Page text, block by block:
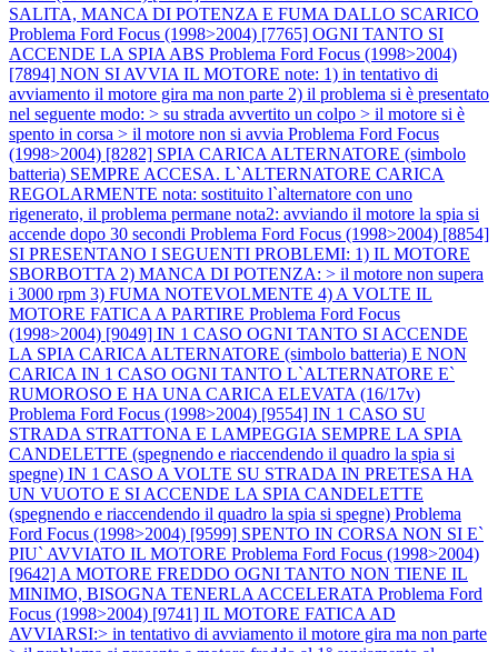
SALITA, MANCA DI POTENZA E FUMA DALLO SCARICO
Problema Ford Focus (1998>2004) [7765] OGNI TANTO SI
ACCENDE LA SPIA ABS Problema Ford Focus (1998>2004)
[7894] NON SI AVVIA IL MOTORE note: 1) in tentativo di
avviamento il motore gira ma non parte 2) il problema si è presentato
nel seguente modo: > su strada avvertito un colpo > il motore si è
spento in corsa > il motore non si avvia Problema Ford Focus
(1998>2004) [8282] SPIA CARICA ALTERNATORE (simbolo
batteria) SEMPRE ACCESA. L`ALTERNATORE CARICA
REGOLARMENTE nota: sostituito l`alternatore con uno
rigenerato, il problema permane nota2: avviando il motore la spia si
accende dopo 30 secondi Problema Ford Focus (1998>2004) [8854]
SI PRESENTANO I SEGUENTI PROBLEMI: 1) IL MOTORE
SBORBOTTA 2) MANCA DI POTENZA: > il motore non supera
i 3000 rpm 3) FUMA NOTEVOLMENTE 4) A VOLTE IL
MOTORE FATICA A PARTIRE Problema Ford Focus
(1998>2004) [9049] IN 1 CASO OGNI TANTO SI ACCENDE
LA SPIA CARICA ALTERNATORE (simbolo batteria) E NON
CARICA IN 1 CASO OGNI TANTO L`ALTERNATORE E`
RUMOROSO E HA UNA CARICA ELEVATA (16/17v)
Problema Ford Focus (1998>2004) [9554] IN 1 CASO SU
STRADA STRATTONA E LAMPEGGIA SEMPRE LA SPIA
CANDELETTE (spegnendo e riaccendendo il quadro la spia si
spegne) IN 1 CASO A VOLTE SU STRADA IN PRETESA HA
UN VUOTO E SI ACCENDE LA SPIA CANDELETTE
(spegnendo e riaccendendo il quadro la spia si spegne) Problema
Ford Focus (1998>2004) [9599] SPENTO IN CORSA NON SI E`
PIU` AVVIATO IL MOTORE Problema Ford Focus (1998>2004)
[9642] A MOTORE FREDDO OGNI TANTO NON TIENE IL
MINIMO, BISOGNA TENERLA ACCELERATA Problema Ford
Focus (1998>2004) [9741] IL MOTORE FATICA AD
AVVIARSI:> in tentativo di avviamento il motore gira ma non parte